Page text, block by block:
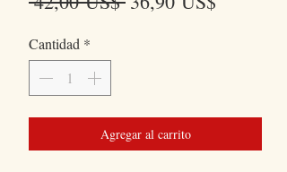
Cantidad *
Agregar al carrito